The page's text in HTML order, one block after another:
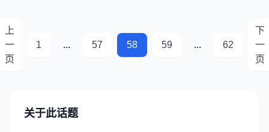
上
一
页
1 ... 57 58 59 ... 62
下
一
页
关于此话题